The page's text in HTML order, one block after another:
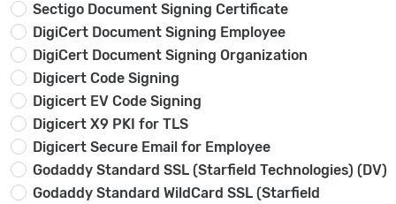
Sectigo Document Signing Certificate
DigiCert Document Signing Employee
DigiCert Document Signing Organization
Digicert Code Signing
Digicert EV Code Signing
Digicert X9 PKI for TLS
Digicert Secure Email for Employee
Godaddy Standard SSL (Starfield Technologies) (DV)
Godaddy Standard WildCard SSL (Starfield